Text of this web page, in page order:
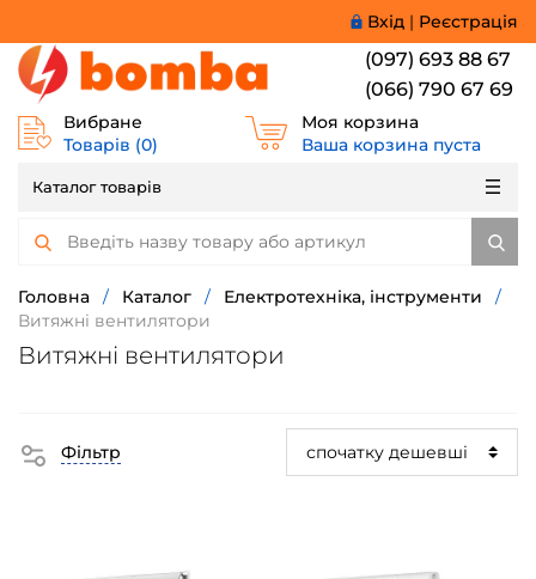
Вхід | Реєстрація
(097) 693 88 67
(066) 790 67 69
Вибране
Товарів (0)
Моя корзина
Ваша корзина пуста
Каталог товарів
Головна / Каталог / Електротехніка, інструменти
/
Витяжні вентилятори
Витяжні вентилятори
Фільтр